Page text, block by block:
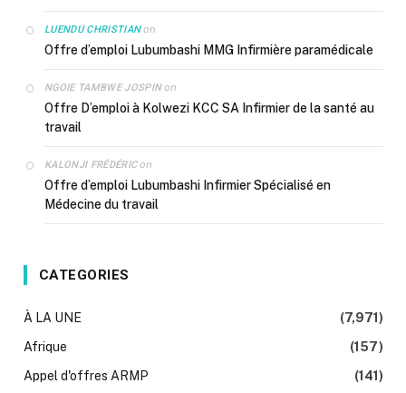
LUENDU CHRISTIANon
Offre d’emploi Lubumbashi MMG Infirmière paramédicale
NGOIE TAMBWE JOSPINon
Offre D’emploi à Kolwezi KCC SA Infirmier de la santé au
travail
KALONJI FRÉDÉRICon
Offre d’emploi Lubumbashi Infirmier Spécialisé en
Médecine du travail
CATEGORIES
À LA UNE
(7,971)
Afrique
(157)
Appel d'offres ARMP
(141)